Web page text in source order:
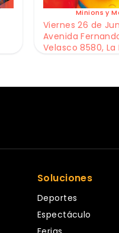
Minions y
Viernes 26 de
Avenida
Velasco 8580, La
Soluciones
Deportes
Espectáculo